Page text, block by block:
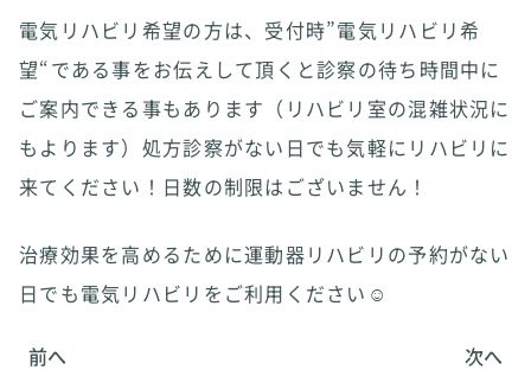
電気リハビリ希望の方は、受付時”電気リハビリ希
望“である事をお伝えして頂くと診察の待ち時間中に
ご案内できる事もあります（リハビリ室の混雑状況に
もよります）処方診察がない日でも気軽にリハビリに
来てください！日数の制限はございません！
治療効果を高めるために運動器リハビリの予約がない
日でも電気リハビリをご利用ください☺️
前へ 次へ